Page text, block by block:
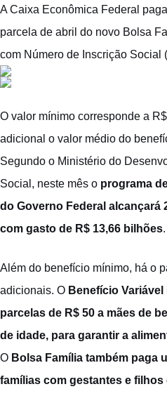
A Caixa Econômica Federal
parcela de abril do novo Bolsa
com Número de Inscrição Social
O valor mínimo corresponde a
adicional o valor médio do
Segundo o Ministério do
Social, neste mês o programa
do Governo Federal alcançará
com gasto de R$ 13,66 bilhões.
Além do benefício mínimo, há o
adicionais. O Benefício
parcelas de R$ 50 a mães de
de idade, para garantir a
O Bolsa Família também paga
famílias com gestantes e filhos